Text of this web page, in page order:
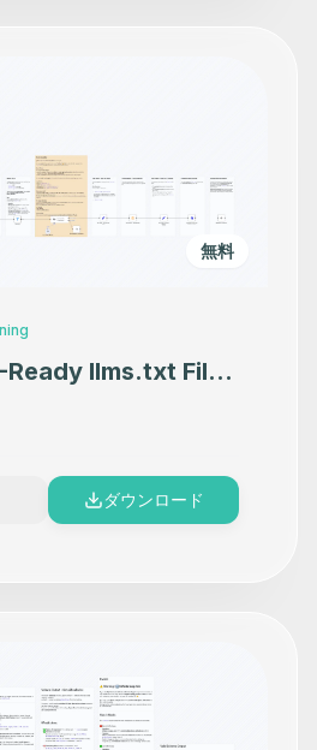
無料
llms.txt Files
Frog Website
ダウンロード